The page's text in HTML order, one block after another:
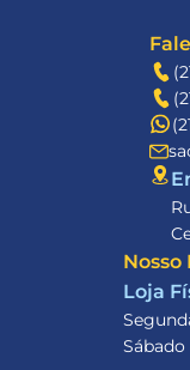
Nosso
Loja
Sábado